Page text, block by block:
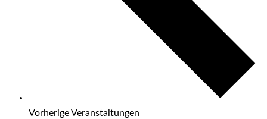
VorherigeVeranstaltungen